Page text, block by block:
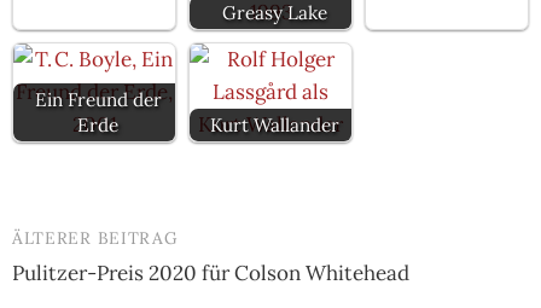
Greasy Lake
Ein Freund der
Erde
Kurt Wallander
Beitrags-
Navigation
ÄLTERER BEITRAG
Pulitzer-Preis 2020 für Colson Whitehead